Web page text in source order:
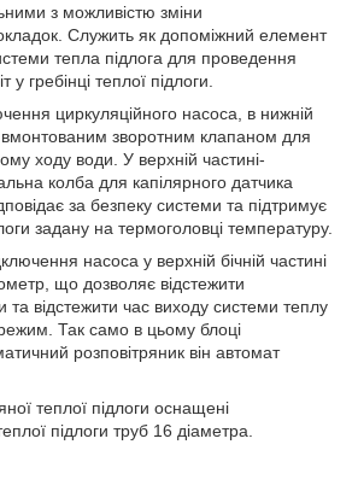
з можливістю зміни
Служить як допоміжний елемент
тепла підлога для проведення
у гребінці теплої підлоги.
циркуляційного насоса, в нижній
зворотним клапаном для
ходу води. У верхній частині-
колба для капілярного датчика
за безпеку системи та підтримує
задану на термоголовці температуру.
насоса у верхній бічній частині
що дозволяє відстежити
та відстежити час виходу системи теплу
Так само в цьому блоці
розповітряник він автомат
теплої підлоги оснащені
підлоги труб 16 діаметра.